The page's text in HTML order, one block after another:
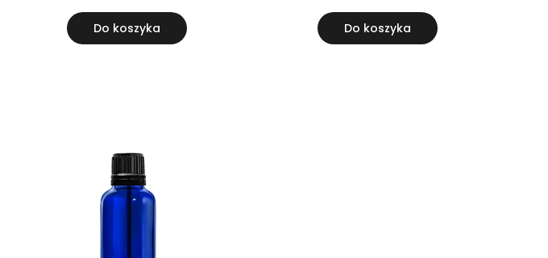
Do koszyka Do koszyka